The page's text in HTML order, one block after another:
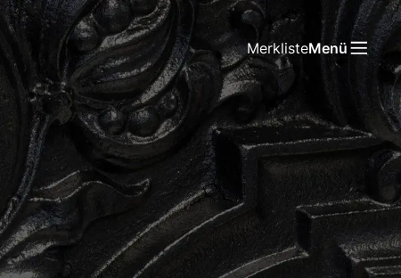
MerklisteMenü